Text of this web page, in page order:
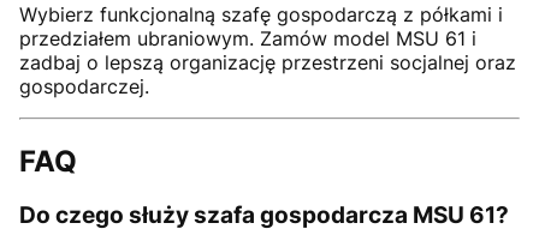
Wybierz funkcjonalną szafę gospodarczą z półkami i
przedziałem ubraniowym. Zamów model MSU 61 i
zadbaj o lepszą organizację przestrzeni socjalnej oraz
gospodarczej.
FAQ
Do czego służy szafa gospodarcza MSU 61?